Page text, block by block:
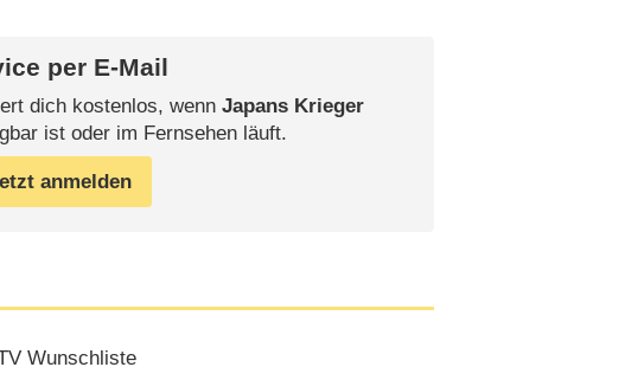
per E-Mail
dich kostenlos, wenn Japans Krieger
ist oder im Fernsehen läuft.
anmelden
Wunschliste